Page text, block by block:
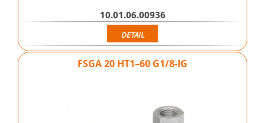
10.01.06.00936
DETAIL
FSGA 20 HT1–60 G1/8-IG